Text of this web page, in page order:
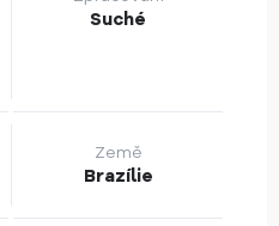
Suché
Země
Brazílie